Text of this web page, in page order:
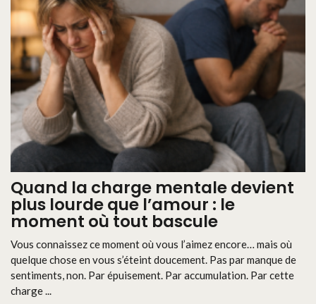
Quand la charge mentale devient
plus lourde que l’amour : le
moment où tout bascule
Vous connaissez ce moment où vous l’aimez encore… mais où
quelque chose en vous s’éteint doucement. Pas par manque de
sentiments, non. Par épuisement. Par accumulation. Par cette
charge ...